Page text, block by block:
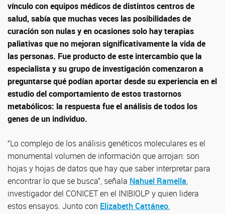
vínculo con equipos médicos de distintos centros de
salud, sabía que muchas veces las posibilidades de
curación son nulas y en ocasiones solo hay terapias
paliativas que no mejoran significativamente la vida de
las personas. Fue producto de este intercambio que la
especialista y su grupo de investigación comenzaron a
preguntarse qué podían aportar desde su experiencia en el
estudio del comportamiento de estos trastornos
metabólicos: la respuesta fue el análisis de todos los
genes de un individuo.
“Lo complejo de los análisis genéticos moleculares es el
monumental volumen de información que arrojan: son
hojas y hojas de datos que hay que saber interpretar para
encontrar lo que se busca”, señala Nahuel Ramella,
investigador del CONICET en el INIBIOLP y quien lidera
estos ensayos. Junto con Elizabeth Cattáneo,